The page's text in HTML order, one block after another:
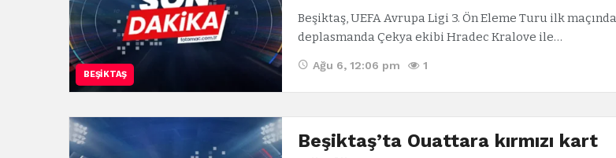
BEŞIKTAŞ
Beşiktaş, UEFA Avrupa Ligi 3. Ön Eleme Turu ilk maçında
deplasmanda Çekya ekibi Hradec Kralove ile…
Ağu 6, 12:06 pm 1
Beşiktaş’ta Ouattara kırmızı kart